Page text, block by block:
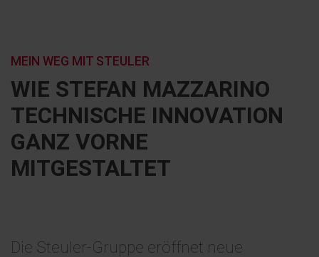
WIE STEFAN MAZZARINO
TECHNISCHE INNOVATION
GANZ VORNE
MITGESTALTET
MEIN WEG MIT STEULER
Die Steuler-Gruppe eröffnet neue